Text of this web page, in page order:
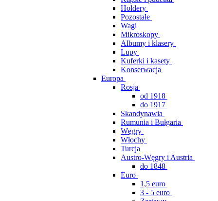
Holdery
Pozostałe
Wagi
Mikroskopy
Albumy i klasery
Lupy
Kuferki i kasety
Konserwacja
Europa
Rosja
od 1918
do 1917
Skandynawia
Rumunia i Bułgaria
Węgry
Włochy
Turcja
Austro-Węgry i Austria
do 1848
Euro
1,5 euro
3 - 5 euro